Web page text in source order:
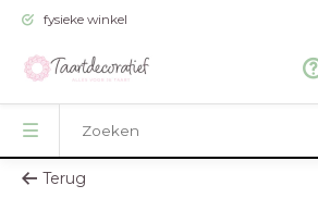
fysieke winkel
Terug